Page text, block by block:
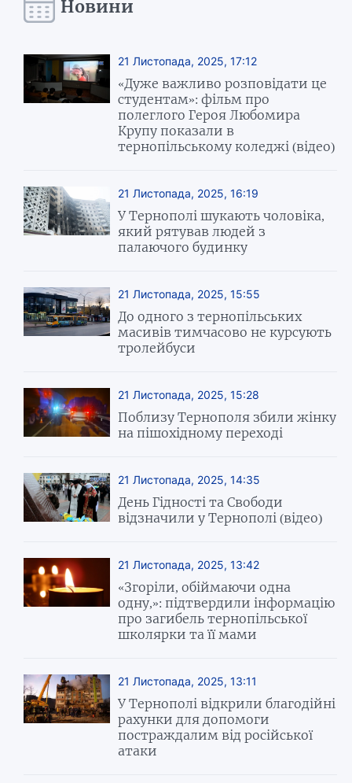
Новини
21 Листопада, 2025, 17:12
«Дуже важливо розповідати це
студентам»: фільм про
полеглого Героя Любомира
Крупу показали в
тернопільському коледжі (відео)
21 Листопада, 2025, 16:19
У Тернополі шукають чоловіка,
який рятував людей з
палаючого будинку
21 Листопада, 2025, 15:55
До одного з тернопільських
масивів тимчасово не курсують
тролейбуси
21 Листопада, 2025, 15:28
Поблизу Тернополя збили жінку
на пішохідному переході
21 Листопада, 2025, 14:35
День Гідності та Свободи
відзначили у Тернополі (відео)
21 Листопада, 2025, 13:42
«Згоріли, обіймаючи одна
одну,»: підтвердили інформацію
про загибель тернопільської
школярки та її мами
21 Листопада, 2025, 13:11
У Тернополі відкрили благодійні
рахунки для допомоги
постраждалим від російської
атаки